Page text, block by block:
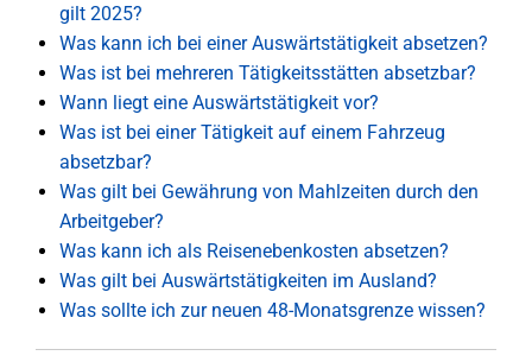
gilt 2025?
Was kann ich bei einer Auswärtstätigkeit absetzen?
Was ist bei mehreren Tätigkeitsstätten absetzbar?
Wann liegt eine Auswärtstätigkeit vor?
Was ist bei einer Tätigkeit auf einem Fahrzeug
absetzbar?
Was gilt bei Gewährung von Mahlzeiten durch den
Arbeitgeber?
Was kann ich als Reisenebenkosten absetzen?
Was gilt bei Auswärtstätigkeiten im Ausland?
Was sollte ich zur neuen 48-Monatsgrenze wissen?